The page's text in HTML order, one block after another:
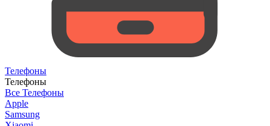
Телефоны
Телефоны
Все Телефоны
Apple
Samsung